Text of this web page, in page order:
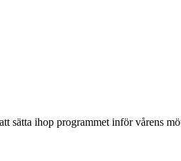
ihop programmet inför vårens